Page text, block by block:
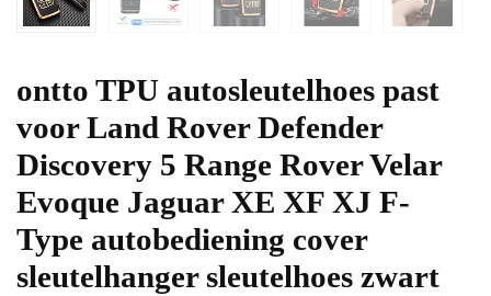
ontto TPU autosleutelhoes past
voor Land Rover Defender
Discovery 5 Range Rover Velar
Evoque Jaguar XE XF XJ F-
Type autobediening cover
sleutelhanger sleutelhoes zwart